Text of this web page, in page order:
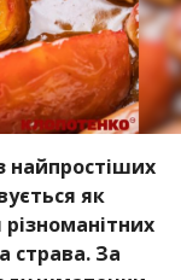
найпростіших
як
страва. За